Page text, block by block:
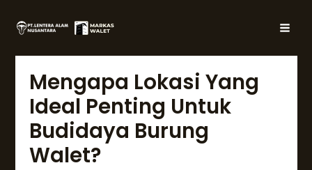
content
Mengapa Lokasi Yang
Ideal Penting Untuk
Budidaya Burung
Walet?
navigation